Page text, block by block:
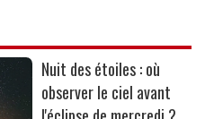
Nuit des étoiles : où
observer le ciel avant